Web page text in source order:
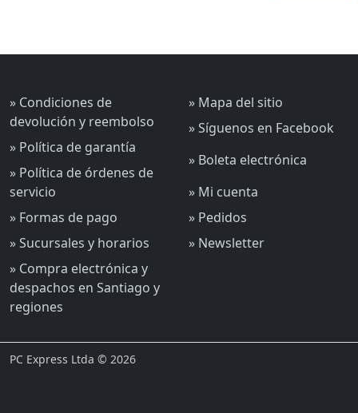
» Condiciones de
devolución y reembolso
» Política de garantía
» Política de órdenes de
servicio
» Formas de pago
» Sucursales y horarios
» Compra electrónica y
despachos en Santiago y
regiones
» Mapa del sitio
» Síguenos en Facebook
» Boleta electrónica
» Mi cuenta
» Pedidos
» Newsletter
PC Express Ltda © 2026